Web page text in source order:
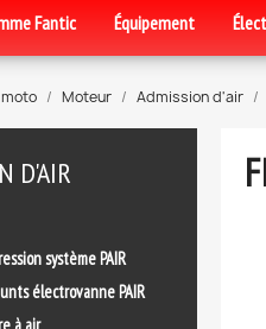
Fantic Équipement
Moteur Admission d'air
D'AIR
système PAIR
électrovanne PAIR